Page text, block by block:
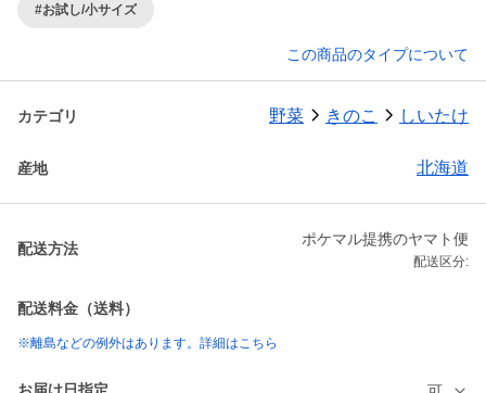
#お試し/小サイズ
この商品のタイプについて
カテゴリ 野菜 きのこ しいたけ
産地 北海道
配送方法
ポケマル提携のヤマト便
配送区分:
配送料金（送料）
※離島などの例外はあります。詳細はこちら